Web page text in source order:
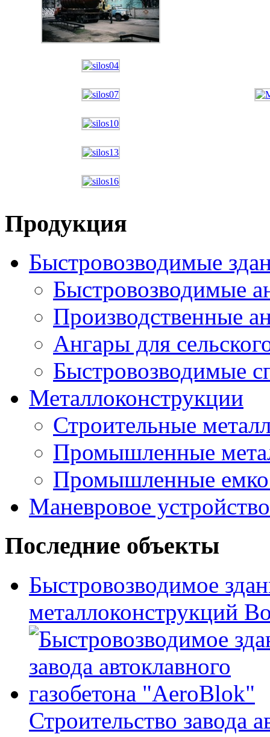
Продукция
Быстровозводимые
Быстровозводимые
Производственные
Ангары для
Быстровозводимые
Металлоконструкции
Строительные
Промышленные
Промышленные
Маневровое устройство
Последние объекты
Быстровозводимое
металлоконструкций
Строительство завода